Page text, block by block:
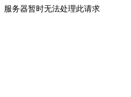
服务器暂时无法处理此请求